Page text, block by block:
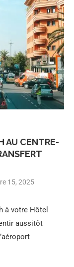
AU CENTRE-
15, 2025
à votre Hôtel
aussitôt